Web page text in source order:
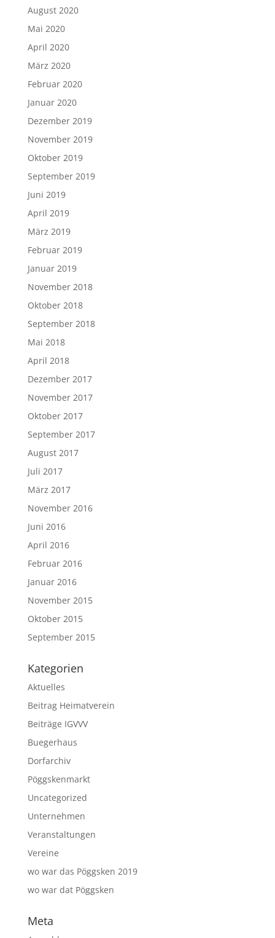
August 2020
Mai 2020
April 2020
März 2020
Februar 2020
Januar 2020
Dezember 2019
November 2019
Oktober 2019
September 2019
Juni 2019
April 2019
März 2019
Februar 2019
Januar 2019
November 2018
Oktober 2018
September 2018
Mai 2018
April 2018
Dezember 2017
November 2017
Oktober 2017
September 2017
August 2017
Juli 2017
März 2017
November 2016
Juni 2016
April 2016
Februar 2016
Januar 2016
November 2015
Oktober 2015
September 2015
Kategorien
Aktuelles
Beitrag Heimatverein
Beiträge IGVVV
Buegerhaus
Dorfarchiv
Pöggskenmarkt
Uncategorized
Unternehmen
Veranstaltungen
Vereine
wo war das Pöggsken 2019
wo war dat Pöggsken
Meta